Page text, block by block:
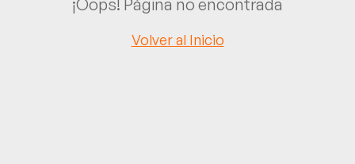
¡Oops! Página no encontrada
Volver al Inicio